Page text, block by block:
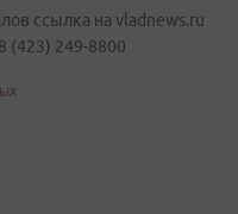
ссылка на vladnews.ru
(423) 249-8800